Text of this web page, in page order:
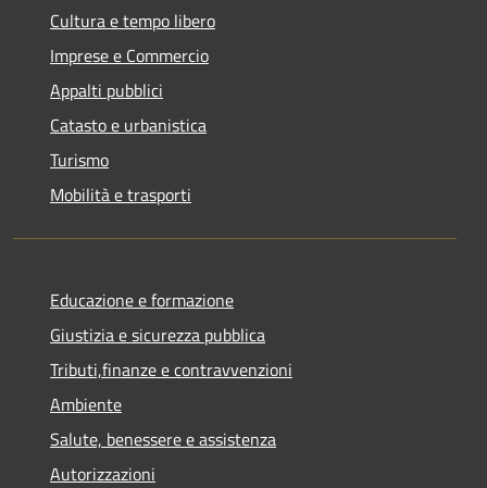
Cultura e tempo libero
Imprese e Commercio
Appalti pubblici
Catasto e urbanistica
Turismo
Mobilità e trasporti
Educazione e formazione
Giustizia e sicurezza pubblica
Tributi,finanze e contravvenzioni
Ambiente
Salute, benessere e assistenza
Autorizzazioni